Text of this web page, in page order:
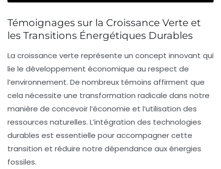
Témoignages sur la Croissance Verte et
les Transitions Énergétiques Durables
La croissance verte représente un concept innovant qui
lie le développement économique au respect de
l’environnement. De nombreux témoins affirment que
cela nécessite une transformation radicale dans notre
manière de concevoir l’économie et l’utilisation des
ressources naturelles. L’intégration des technologies
durables est essentielle pour accompagner cette
transition et réduire notre dépendance aux énergies
fossiles.